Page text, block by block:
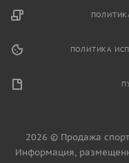
ПОЛИТИКА
2026 © Продажа
Информация,